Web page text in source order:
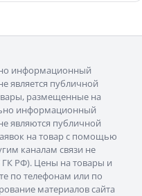
информационный
является публичной
размещенные на
информационный
являются публичной
на товар с помощью
каналам связи не
ГК РФ). Цены на товары и
по телефонам или по
материалов сайта